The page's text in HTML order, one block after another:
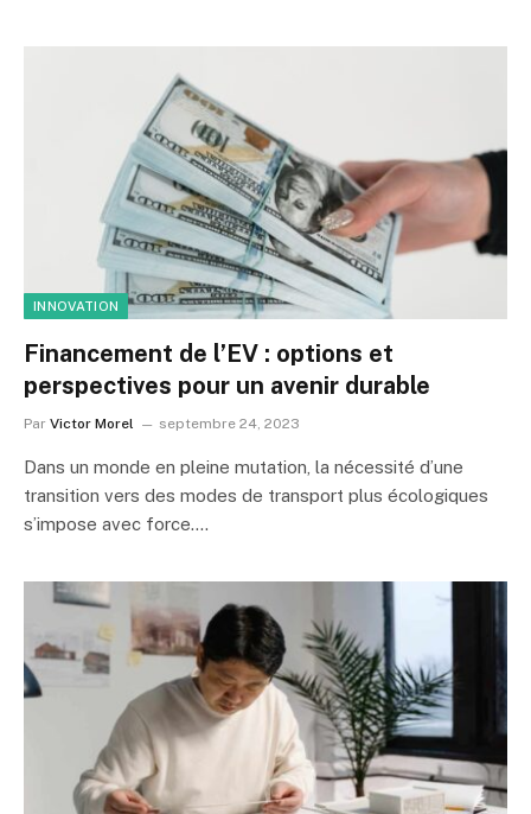
INNOVATION
Financement de l’EV : options et
perspectives pour un avenir durable
Par Victor Morel septembre 24, 2023
Dans un monde en pleine mutation, la nécessité d’une
transition vers des modes de transport plus écologiques
s’impose avec force.…